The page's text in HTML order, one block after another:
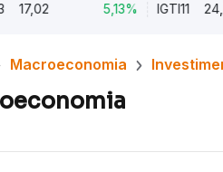
17,02 5,13% IGTI11 24,70
Macroeconomia